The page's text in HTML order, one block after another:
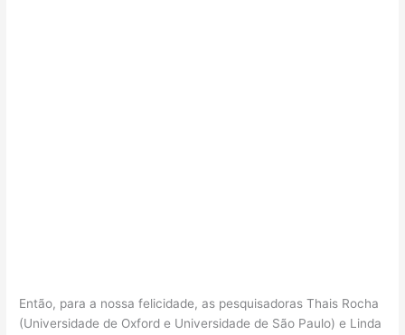
Então, para a nossa felicidade, as pesquisadoras Thais Rocha
(Universidade de Oxford e Universidade de São Paulo) e Linda